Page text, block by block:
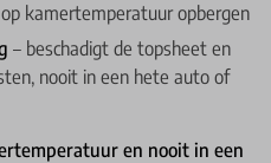
kamertemperatuur opbergen
– beschadigt de topsheet en
nooit in een hete auto of
en nooit in een